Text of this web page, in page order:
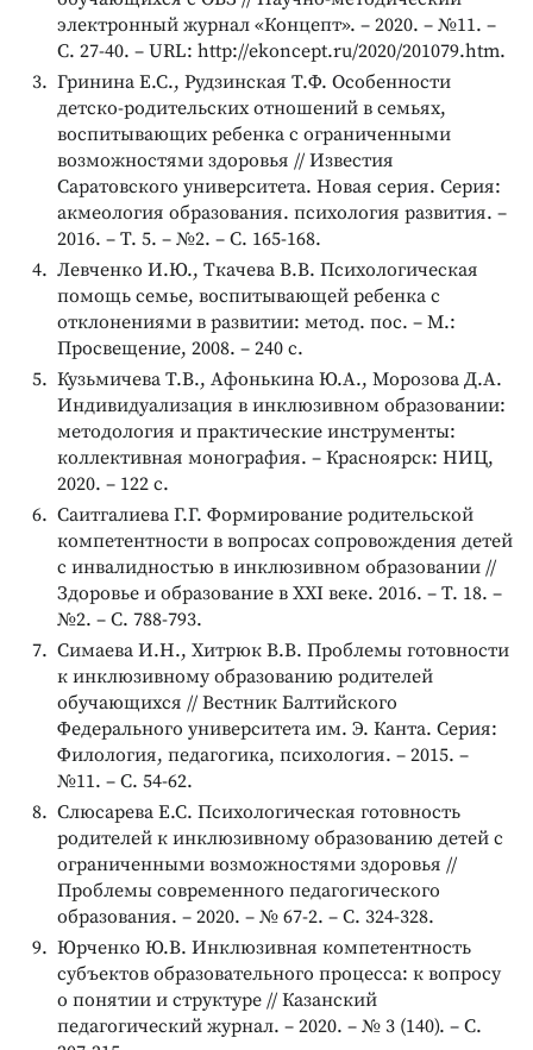
электронный журнал «Концепт». – 2020. – №11. –
С. 27-40. – URL: http://ekoncept.ru/2020/201079.htm.
Гринина Е.С., Рудзинская Т.Ф. Особенности
детско-родительских отношений в семьях,
воспитывающих ребенка с ограниченными
возможностями здоровья // Известия
Саратовского университета. Новая серия. Серия:
акмеология образования. психология развития. –
2016. – Т. 5. – №2. – С. 165-168.
Левченко И.Ю., Ткачева В.В. Психологическая
помощь семье, воспитывающей ребенка с
отклонениями в развитии: метод. пос. – М.:
Просвещение, 2008. – 240 с.
Кузьмичева Т.В., Афонькина Ю.А., Морозова Д.А.
Индивидуализация в инклюзивном образовании:
методология и практические инструменты:
коллективная монография. – Красноярск: НИЦ,
2020. – 122 с.
Саитгалиева Г.Г. Формирование родительской
компетентности в вопросах сопровождения детей
с инвалидностью в инклюзивном образовании //
Здоровье и образование в XXI веке. 2016. – Т. 18. –
№2. – С. 788-793.
Симаева И.Н., Хитрюк В.В. Проблемы готовности
к инклюзивному образованию родителей
обучающихся // Вестник Балтийского
Федерального университета им. Э. Канта. Серия:
Филология, педагогика, психология. – 2015. –
№11. – С. 54-62.
Слюсарева Е.С. Психологическая готовность
родителей к инклюзивному образованию детей с
ограниченными возможностями здоровья //
Проблемы современного педагогического
образования. – 2020. – № 67-2. – С. 324-328.
Юрченко Ю.В. Инклюзивная компетентность
субъектов образовательного процесса: к вопросу
о понятии и структуре // Казанский
педагогический журнал. – 2020. – № 3 (140). – С.